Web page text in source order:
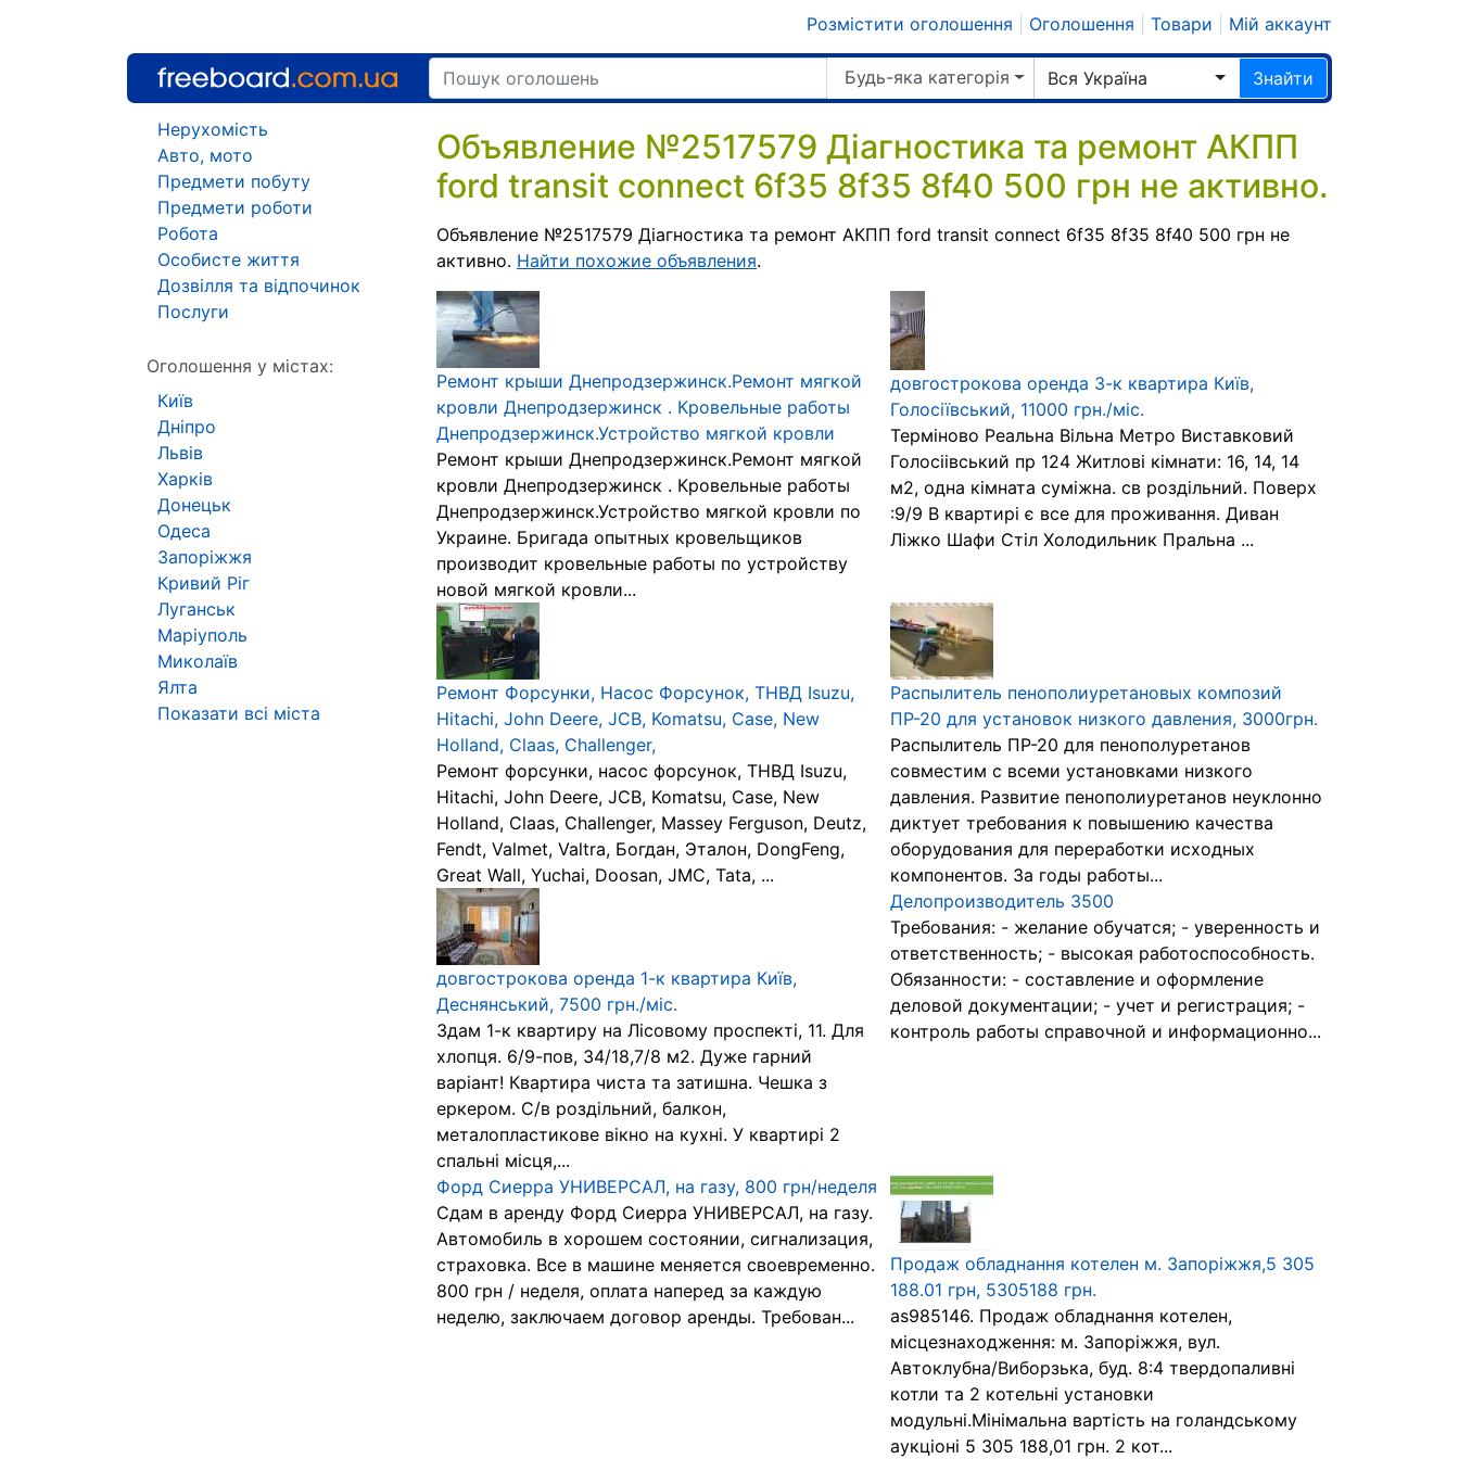
Розмістити оголошення Оголошення Товари Мій аккаунт
Будь-яка категорія Вся Україна Знайти
Объявление №2517579 Діагностика та ремонт АКПП
ford transit connect 6f35 8f35 8f40 500 грн не активно.
Объявление №2517579 Діагностика та ремонт АКПП ford transit connect 6f35 8f35 8f40 500 грн не
активно. Найти похожие объявления.
Ремонт крыши Днепродзержинск.Ремонт мягкой
кровли Днепродзержинск . Кровельные работы
Днепродзержинск.Устройство мягкой кровли
Ремонт крыши Днепродзержинск.Ремонт мягкой
кровли Днепродзержинск . Кровельные работы
Днепродзержинск.Устройство мягкой кровли по
Украине. Бригада опытных кровельщиков
производит кровельные работы по устройству
новой мягкой кровли...
довгострокова оренда 3-к квартира Київ,
Голосіївський, 11000 грн./міс.
Терміново Реальна Вільна Метро Виставковий
Голосіівський пр 124 Житлові кімнати: 16, 14, 14
м2, одна кімната суміжна. св роздільний. Поверх
:9/9 В квартирі є все для проживання. Диван
Ліжко Шафи Стіл Холодильник Пральна ...
Ремонт Форсунки, Насос Форсунок, ТНВД Isuzu,
Hitachi, John Deere, JCB, Komatsu, Case, New
Holland, Claas, Challenger,
Ремонт форсунки, насос форсунок, ТНВД Isuzu,
Hitachi, John Deere, JCB, Komatsu, Case, New
Holland, Claas, Challenger, Massey Ferguson, Deutz,
Fendt, Valmet, Valtra, Богдан, Эталон, DongFeng,
Great Wall, Yuchai, Doosan, JMC, Tata, ...
Распылитель пенополиуретановых композий
ПР-20 для установок низкого давления, 3000грн.
Распылитель ПР-20 для пенополуретанов
совместим с всеми установками низкого
давления. Развитие пенополиуретанов неуклонно
диктует требования к повышению качества
оборудования для переработки исходных
компонентов. За годы работы...
довгострокова оренда 1-к квартира Київ,
Деснянський, 7500 грн./міс.
Здам 1-к квартиру на Лісовому проспекті, 11. Для
хлопця. 6/9-пов, 34/18,7/8 м2. Дуже гарний
варіант! Квартира чиста та затишна. Чешка з
еркером. С/в роздільний, балкон,
металопластикове вікно на кухні. У квартирі 2
спальні місця,...
Делопроизводитель 3500
Требования: - желание обучатся; - уверенность и
ответственность; - высокая работоспособность.
Обязанности: - составление и оформление
деловой документации; - учет и регистрация; -
контроль работы справочной и информационно...
Форд Сиерра УНИВЕРСАЛ, на газу, 800 грн/неделя
Сдам в аренду Форд Сиерра УНИВЕРСАЛ, на газу.
Автомобиль в хорошем состоянии, сигнализация,
страховка. Все в машине меняется своевременно.
800 грн / неделя, оплата наперед за каждую
неделю, заключаем договор аренды. Требован...
Продаж обладнання котелен м. Запоріжжя,5 305
188.01 грн, 5305188 грн.
as985146. Продаж обладнання котелен,
місцезнаходження: м. Запоріжжя, вул.
Автоклубна/Виборзька, буд. 8:4 твердопаливні
котли та 2 котельні установки
модульні.Мінімальна вартість на голандському
аукціоні 5 305 188,01 грн. 2 кот...
Нерухомість
Авто, мото
Предмети побуту
Предмети роботи
Робота
Особисте життя
Дозвілля та відпочинок
Послуги
Оголошення у містах:
Київ
Дніпро
Львів
Харків
Донецьк
Одеса
Запоріжжя
Кривий Ріг
Луганськ
Маріуполь
Миколаїв
Ялта
Показати всі міста